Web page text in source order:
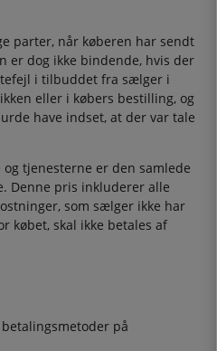
parter, når køberen har sendt
er dog ikke bindende, hvis der
i tilbuddet fra sælger i
eller i købers bestilling, og
have indset, at der var tale
tjenesterne er den samlede
Denne pris inkluderer alle
som sælger ikke har
købet, skal ikke betales af
på